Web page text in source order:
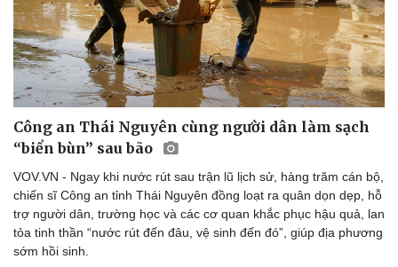
Công an Thái Nguyên cùng người dân làm sạch
“biển bùn” sau bão
VOV.VN - Ngay khi nước rút sau trận lũ lịch sử, hàng trăm cán bộ,
chiến sĩ Công an tỉnh Thái Nguyên đồng loạt ra quân dọn dẹp, hỗ
trợ người dân, trường học và các cơ quan khắc phục hậu quả, lan
tỏa tinh thần “nước rút đến đâu, vệ sinh đến đó”, giúp địa phương
sớm hồi sinh.